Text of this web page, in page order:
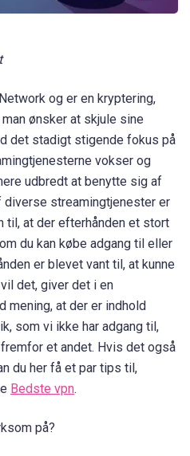
og er en kryptering,
ønsker at skjule sine
det stadigt stigende fokus på
vokser og
udbredt at benytte sig af
diverse streamingtjenester er
til, at der efterhånden et stort
du kan købe adgang til eller
er blevet vant til, at kunne
det, giver det i en
mening, at der er indhold
som vi ikke har adgang til,
et andet. Hvis det også
du her få et par tips til,
Bedste vpn.
på?